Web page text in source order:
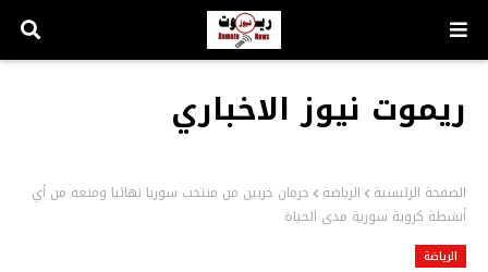
ريموت نيوز الاخباري
الصفحة الرئيسية الرياضة
حرمان خربين من منتخب سوريا نهائيا ومنعه من أي
أنشطة كروية سورية مدى الحياة
الرياضة